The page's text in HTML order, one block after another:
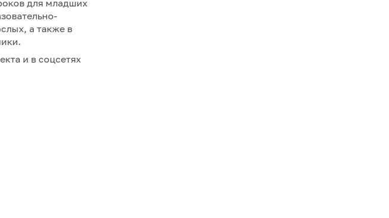
для младших
а также в
и в соцсетях